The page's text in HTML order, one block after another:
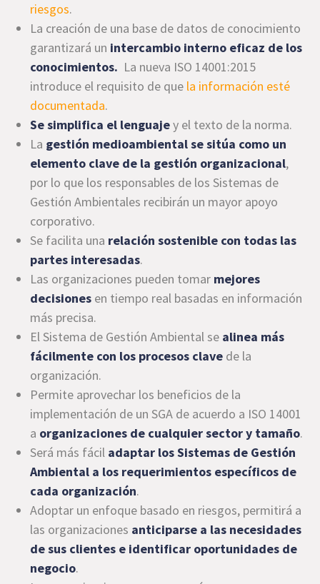
riesgos.
La creación de una base de datos de conocimiento
garantizará un intercambio interno eficaz de los
conocimientos. La nueva ISO 14001:2015
introduce el requisito de que la información esté
documentada.
Se simplifica el lenguajey el texto de la norma.
La gestión medioambiental se sitúa como un
elemento clave de la gestión organizacional,
por lo que los responsables de los Sistemas de
Gestión Ambientales recibirán un mayor apoyo
corporativo.
Se facilita una relación sostenible con todas las
partes interesadas.
Las organizaciones pueden tomar mejores
decisiones en tiempo real basadas en información
más precisa.
El Sistema de Gestión Ambiental se alinea más
fácilmente con los procesos clave de la
organización.
Permite aprovechar los beneficios de la
implementación de un SGA de acuerdo a ISO 14001
a organizaciones de cualquier sector y tamaño.
Será más fácil adaptar los Sistemas de Gestión
Ambiental a los requerimientos específicos de
cada organización.
Adoptar un enfoque basado en riesgos, permitirá a
las organizaciones anticiparse a las necesidades
de sus clientes e identificar oportunidades de
negocio.